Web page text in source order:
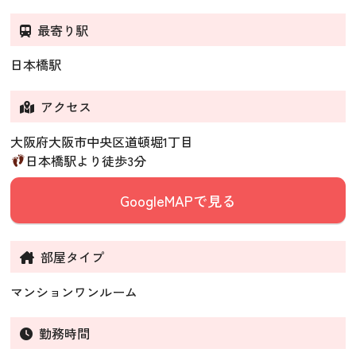
最寄り駅
日本橋駅
アクセス
大阪府大阪市中央区道頓堀1丁目
日本橋駅より徒歩3分
GoogleMAPで見る
部屋タイプ
マンションワンルーム
勤務時間